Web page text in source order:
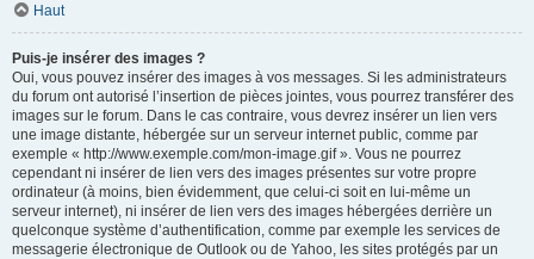
Haut
Puis-je insérer des images ?
Oui, vous pouvez insérer des images à vos messages. Si les administrateurs
du forum ont autorisé l’insertion de pièces jointes, vous pourrez transférer des
images sur le forum. Dans le cas contraire, vous devrez insérer un lien vers
une image distante, hébergée sur un serveur internet public, comme par
exemple « http://www.exemple.com/mon-image.gif ». Vous ne pourrez
cependant ni insérer de lien vers des images présentes sur votre propre
ordinateur (à moins, bien évidemment, que celui-ci soit en lui-même un
serveur internet), ni insérer de lien vers des images hébergées derrière un
quelconque système d’authentification, comme par exemple les services de
messagerie électronique de Outlook ou de Yahoo, les sites protégés par un